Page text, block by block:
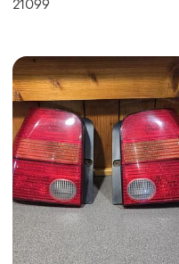
21099